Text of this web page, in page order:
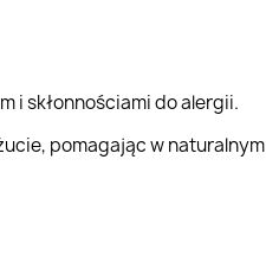
i skłonnościami do alergii.
pomagając w naturalnym